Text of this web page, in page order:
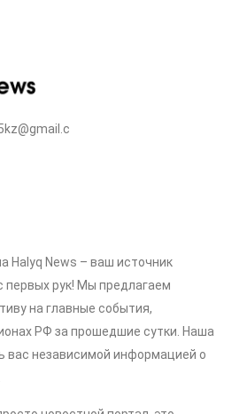
Halyq News – ваш источник
первых рук! Мы предлагаем
на главные события,
РФ за прошедшие сутки. Наша
вас независимой информацией о